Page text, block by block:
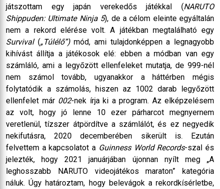
játszottam egy japán verekedős játékkal (NARUTO
Shippuden: Ultimate Ninja 5), de a célom eleinte egyáltalán
nem a rekord elérése volt. A játékban megtalálható egy
Survival(„Túlélő”)mód, ami tulajdonképpen a legnagyobb
kihívást állítja a játékosok elé: ebben a módban van egy
számláló, ami a legyőzött ellenfeleket mutatja, de 999-nél
nem számol tovább, ugyanakkor a háttérben mégis
folytatódik a számolás, hiszen az 1002 darab legyőzött
ellenfelet már 002-nek írja ki a program. Az elképzelésem
az volt, hogy jó lenne 10 ezer párharcot megnyernem
veretlenül, tízszer átpördítve a számlálót, és ez negyedik
nekifutásra, 2020 decemberében sikerült is. Ezután
felvettem a kapcsolatot a Guinness World Records-szal és
jelezték, hogy 2021 januárjában újonnan nyílt meg „A
leghosszabb NARUTO videojátékos maraton” kategória
náluk. Úgy határoztam, hogy belevágok a rekordkísérletbe,